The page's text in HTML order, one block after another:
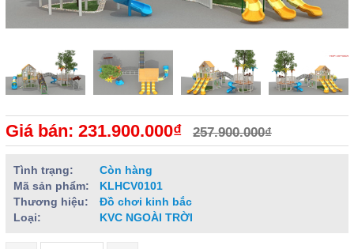
Giá bán: 231.900.000₫ 257.900.000₫
Tình trạng:
Còn hàng
Mã sản phẩm:
KLHCV0101
Thương hiệu:
Đồ chơi kinh bắc
Loại:
KVC NGOÀI TRỜI